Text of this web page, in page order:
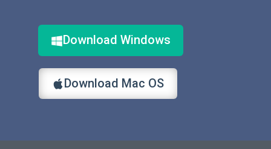
Download Windows
Download Mac OS